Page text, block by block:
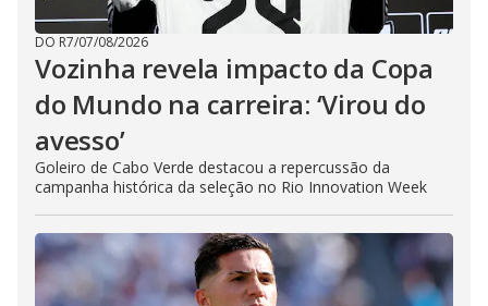
DO R7/07/08/2026
Vozinha revela impacto da Copa
do Mundo na carreira: ‘Virou do
avesso’
Goleiro de Cabo Verde destacou a repercussão da
campanha histórica da seleção no Rio Innovation Week